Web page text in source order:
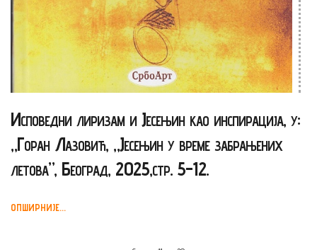
Исповедни лиризам и Јесењин као инспирација, у:
„Горан Лазовић, „Јесењин у време забрањених
летова”, Београд, 2025,стр. 5-12.
ОПШИРНИЈЕ...